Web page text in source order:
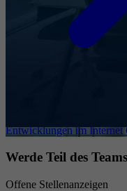
Entwicklungen im Internet
Werde Teil des Teams
Offene Stellenanzeigen